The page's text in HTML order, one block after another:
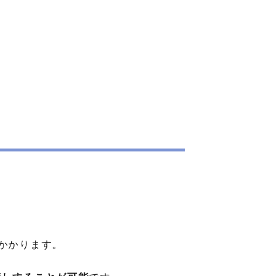
かります。